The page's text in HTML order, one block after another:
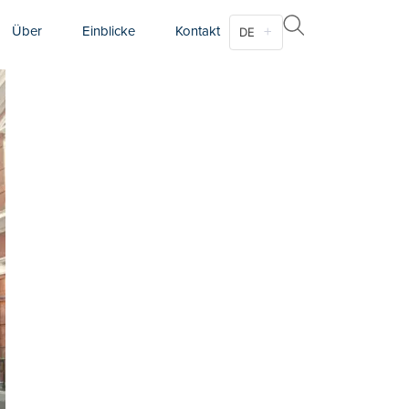
Über Einblicke Kontakt DE